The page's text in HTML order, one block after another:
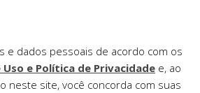
e dados pessoais de acordo com os
Uso e Política de Privacidade e, ao
neste site, você concorda com suas